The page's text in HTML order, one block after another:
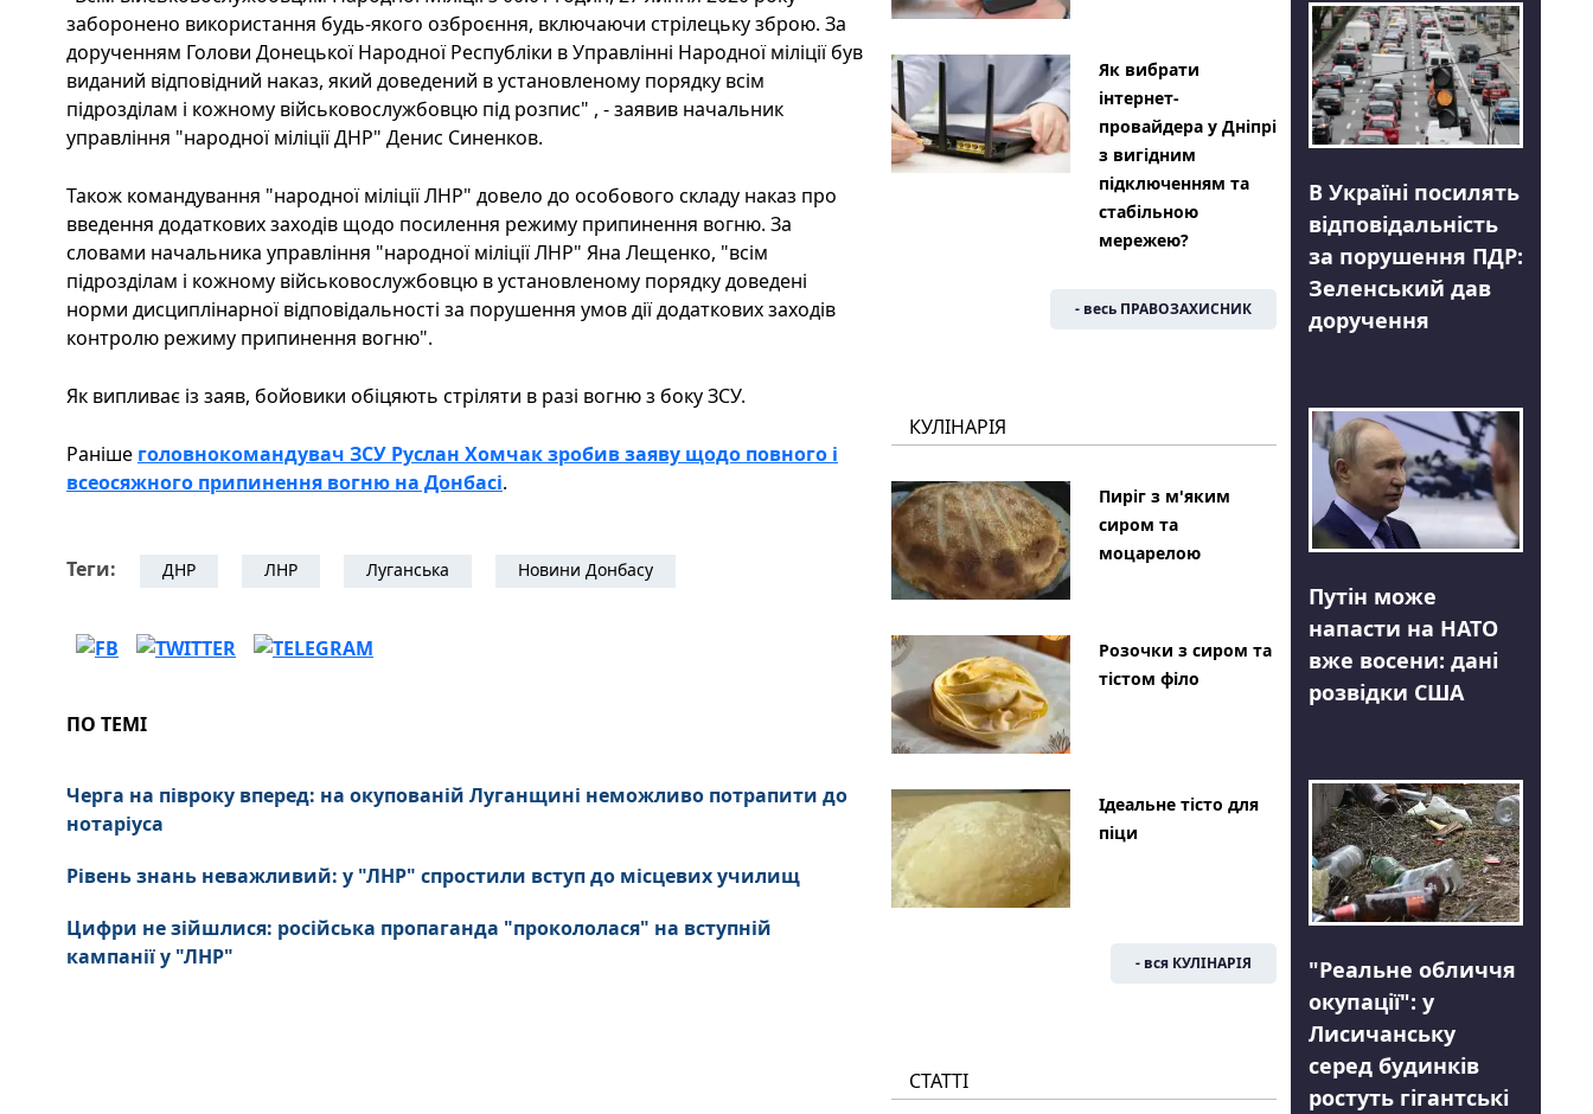
заборонено використання будь-якого озброєння, включаючи стрілецьку зброю. За
дорученням Голови Донецької Народної Республіки в Управлінні Народної міліції був
виданий відповідний наказ, який доведений в установленому порядку всім
підрозділам і кожному військовослужбовцю під розпис" , - заявив начальник
управління "народної міліції ДНР" Денис Синенков.
Також командування "народної міліції ЛНР" довело до особового складу наказ про
введення додаткових заходів щодо посилення режиму припинення вогню. За
словами начальника управління "народної міліції ЛНР" Яна Лещенко, "всім
підрозділам і кожному військовослужбовцю в установленому порядку доведені
норми дисциплінарної відповідальності за порушення умов дії додаткових заходів
контролю режиму припинення вогню".
Як випливає із заяв, бойовики обіцяють стріляти в разі вогню з боку ЗСУ.
Раніше головнокомандувач ЗСУ Руслан Хомчак зробив заяву щодо повного і
всеосяжного припинення вогню на Донбасі.
Теги: ДНР ЛНР Луганська Новини Донбасу
ПО ТЕМІ
Черга на півроку вперед: на окупованій Луганщині неможливо потрапити до
нотаріуса
Рівень знань неважливий: у "ЛНР" спростили вступ до місцевих училищ
Цифри не зійшлися: російська пропаганда "прокололася" на вступній
кампанії у "ЛНР"
Як вибрати
інтернет-
провайдера у Дніпрі
з вигідним
підключенням та
стабільною
мережею?
- весь ПРАВОЗАХИСНИК
КУЛІНАРІЯ
Пиріг з м'яким
сиром та
моцарелою
Розочки з сиром та
тістом філо
Ідеальне тісто для
піци
- вся КУЛІНАРІЯ
СТАТТІ
В Україні посилять
відповідальність
за порушення ПДР:
Зеленський дав
доручення
Путін може
напасти на НАТО
вже восени: дані
розвідки США
"Реальне обличчя
окупації": у
Лисичанську
серед будинків
ростуть гігантські